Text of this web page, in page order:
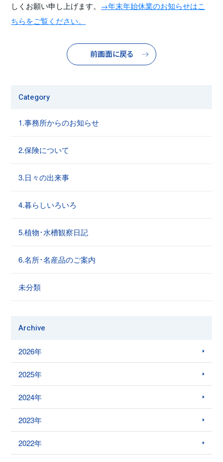
しくお願い申し上げます。 →年末年始休業のお知らせはこ
ちらをご覧ください。
前画面に戻る
Category
1.事務所からのお知らせ
2.保険について
3.日々の出来事
4.暮らしいろいろ
5.植物･水槽観察日記
6.名所･名産品のご案内
未分類
Archive
2026年
2025年
2024年
2023年
2022年